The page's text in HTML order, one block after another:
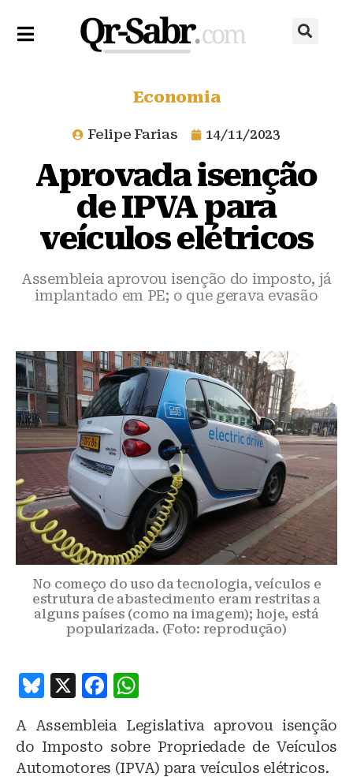
Economia
Felipe Farias 14/11/2023
Aprovada isenção
de IPVA para
veículos elétricos
Assembleia aprovou isenção do imposto, já
implantado em PE; o que gerava evasão
No começo do uso da tecnologia, veículos e
estrutura de abastecimento eram restritas a
alguns países (como na imagem); hoje, está
popularizada. (Foto: reprodução)
B
e
s
X
F
c
e
at
s
A Assembleia Legislativa aprovou isenção
do Imposto sobre Propriedade de Veículos
Automotores (IPVA) para veículos elétricos.